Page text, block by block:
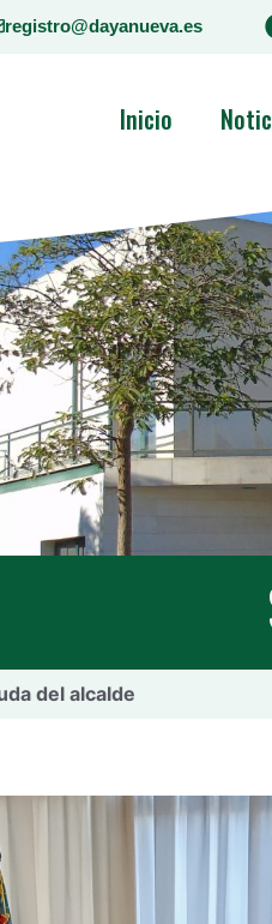
registro@dayanueva.es
Inicio
del alcalde